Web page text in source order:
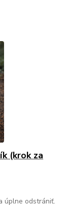
(krok za
úplne odstrániť.